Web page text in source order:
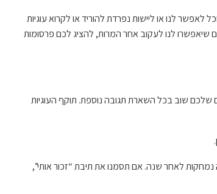
לנו או ליישות נפרדת להוריד או לקרוא עוגיות
שיאפשרו לנו לעקוב אחר המרות, להציג לכם פרסומות
שוב בכל השארת תגובה נוספת. תוקף העוגיות
לאחר שנה. אם תסמנו את תיבת “זכור אותי”,